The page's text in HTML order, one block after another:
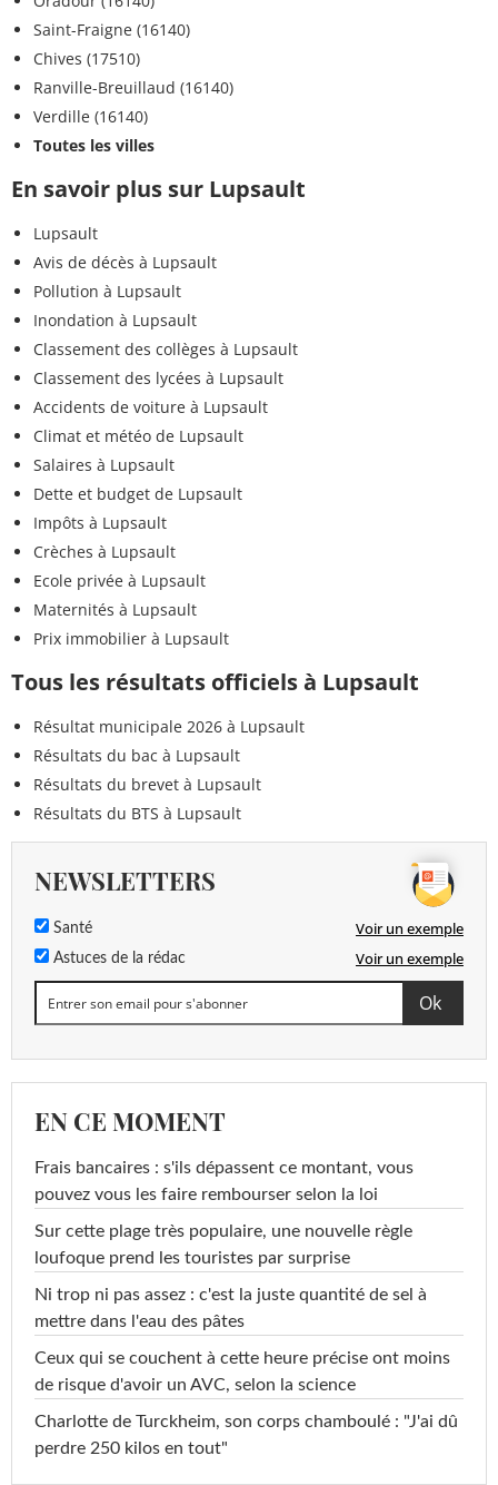
Saint-Fraigne (16140)
Chives (17510)
Ranville-Breuillaud (16140)
Verdille (16140)
Toutes les villes
En savoir plus sur Lupsault
Lupsault
Avis de décès à Lupsault
Pollution à Lupsault
Inondation à Lupsault
Classement des collèges à Lupsault
Classement des lycées à Lupsault
Accidents de voiture à Lupsault
Climat et météo de Lupsault
Salaires à Lupsault
Dette et budget de Lupsault
Impôts à Lupsault
Crèches à Lupsault
Ecole privée à Lupsault
Maternités à Lupsault
Prix immobilier à Lupsault
Tous les résultats officiels à Lupsault
Résultat municipale 2026 à Lupsault
Résultats du bac à Lupsault
Résultats du brevet à Lupsault
Résultats du BTS à Lupsault
NEWSLETTERS
Santé Voir un exemple
Astuces de la rédac Voir un exemple
EN CE MOMENT
Frais bancaires : s'ils dépassent ce montant, vous
pouvez vous les faire rembourser selon la loi
Sur cette plage très populaire, une nouvelle règle
loufoque prend les touristes par surprise
Ni trop ni pas assez : c'est la juste quantité de sel à
mettre dans l'eau des pâtes
Ceux qui se couchent à cette heure précise ont moins
de risque d'avoir un AVC, selon la science
Charlotte de Turckheim, son corps chamboulé : "J'ai dû
perdre 250 kilos en tout"